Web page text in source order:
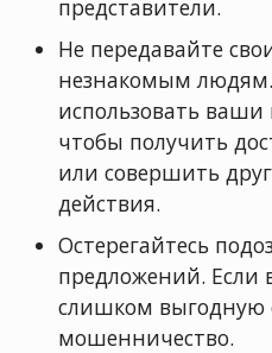
представители.
Не передавайте
незнакомым
использовать
чтобы получить
или совершить
действия.
Остерегайтесь
предложений. Если
слишком выгодную
мошенничество.